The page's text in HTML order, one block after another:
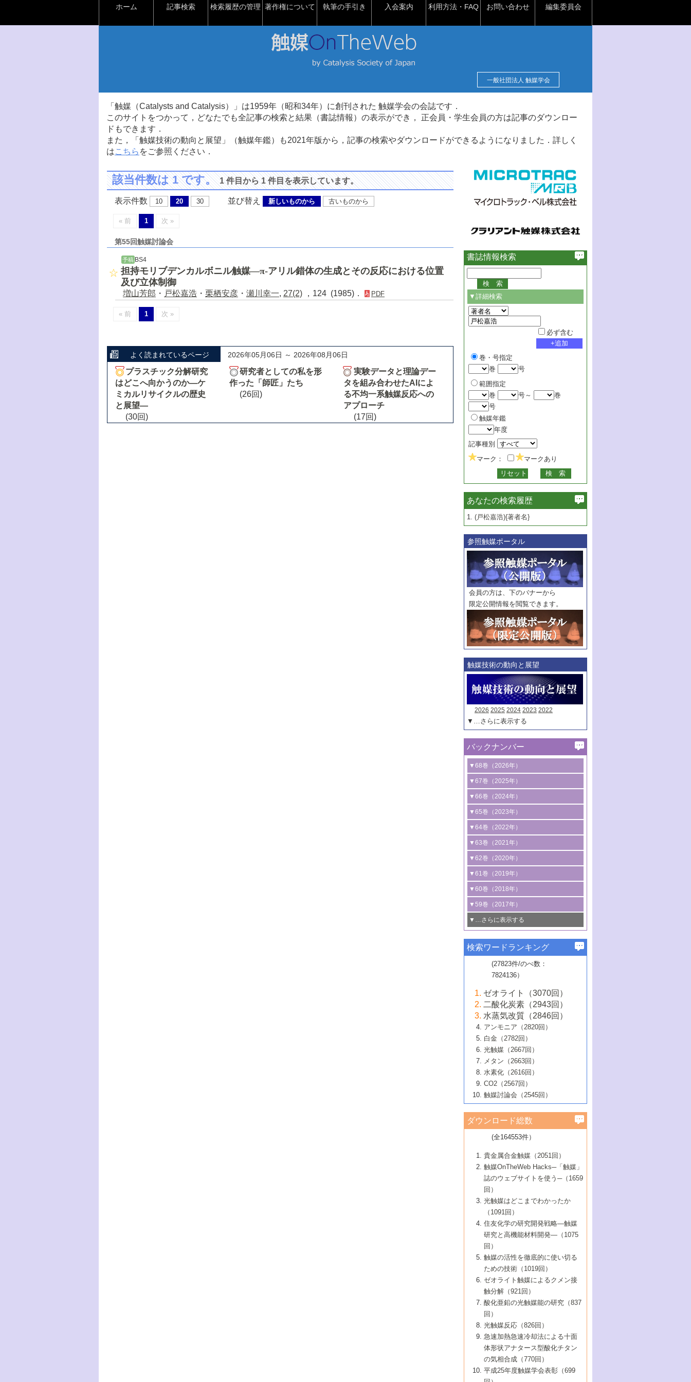
ホーム 記事検索 検索履歴の管理 著作権について 執筆の手引き 入会案内 利用方法・FAQ お問い合わせ 編集委員会
一般社団法人 触媒学会
「触媒（Catalysts and Catalysis）」は1959年（昭和34年）に創刊された 触媒学会の会誌です．
このサイトをつかって，どなたでも全記事の検索と結果（書誌情報）の表示ができ， 正会員・学生会員の方は記事のダウンロー
ドもできます．
また，「触媒技術の動向と展望」（触媒年鑑）も2021年版から，記事の検索やダウンロードができるようになりました．詳しく
はこちら をご参照ください．
該当件数は 1 です。1 件目から 1 件目を表示しています。
表示件数 10 20 30 並び替え 新しいものから 古いものから
« 前 1 次 »
第55回触媒討論会
予稿 BS4
担持モリブデンカルボニル触媒―π-アリル錯体の生成とその反応における位置
及び立体制御
増山芳郎 ・ 戸松嘉浩 ・ 栗栖安彦 ・ 瀬川幸一, 27(2) ，124 (1985)． PDF
« 前 1 次 »
よく読まれているページ 2026年05月06日 ～ 2026年08月06日
プラスチック分解研究
はどこへ向かうのか―ケ
ミカルリサイクルの歴史
と展望―
(30回)
研究者としての私を形
作った「師匠」たち
(26回)
実験データと理論デー
タを組み合わせたAIによ
る不均一系触媒反応への
アプローチ
(17回)
書誌情報検索
▼詳細検索
必ず含む
巻・号指定
巻
号
範囲指定
巻
号～
巻
号
触媒年鑑
年度
記事種別
マーク：
マークあり
あなたの検索履歴
1. (戸松嘉浩){著者名}
参照触媒ポータル
会員の方は、下のバナーから
限定公開情報を閲覧できます。
触媒技術の動向と展望
2026 2025 2024 2023 2022
▼…さらに表示する
バックナンバー
▼68巻（2026年）
1号 過酸化水素合成に関する研究動向
2号 コンピューター技術により加速する
触媒開発
3号 有機分子変換やCO 資源化のための
光触媒に関する最近の研究
B号 第137回触媒討論会（2026年）
▼67巻（2025年）
1号 CO
水素化によるグリーン燃料/グリ
ーンケミカル製造
2号 水素製造のための水分解技術に関す
る最近の研究
3号 オレフィン系樹脂の精密合成に関す
る最新技術
4号 アルコール類の効率的変換を実現す
る非貴金属触媒の研究動向
5号 ゼオライトの合成と応用における研
究動向
6号 ヘテロ接合界面
B号 第135回触媒討論会（2025年）
▼66巻（2024年）
1号 低次元ナノ構造を有する触媒材料
2号 規制反応場を活用した固体触媒研究
の新展開
3号 未踏分子変換を目指した酸化触媒プ
ロセスの最前線
4号 シンクロトロン放射光および中性子
線を利用した触媒解析技術の最先端
5号 単原子触媒
6号 参照触媒委員会からのお知らせ
B号 第133回触媒討論会（2023年）
▼65巻（2023年）
1号 炭素が関わる触媒機能
2号 プラスチックケミカルリサイクルの
ための触媒技術
3号 非酸化物系金属化合物を基盤とした
触媒材料の開発
4号 格子酸素・格子酸素欠陥を利用した
触媒反応
5号 生体触媒によるエネルギー変換反応
6号 窒素とリンの循環のための触媒・機
能性材料
▼64巻（2022年）
1号 合成ガス製造とCOを用いるケミカル
ズ合成の最新動向
2号 化学品合成のための合金触媒開発
3号 CO の排出削減および有効活用のた
めの触媒技術
4号 若手による情報発信企画～とびたて
若き触媒の研究者たち～（1）
若き触媒の研究者たち～（2）
6号 石油のノーブル・ユースを志向した
触媒技術
大学：オンライン・対面開催）
▼63巻（2021年）
1号 金触媒の新展開
2号 ペロブスカイト
3号 特殊反応場を利用した触媒的分子変
換反応
4号 多孔質材料を用いた触媒の新展開
5号 情報学的手法を用いた触媒開発
6号 カーボンニュートラルに向けた電解
技術
B号 第127回触媒討論会（2021年・オン
ライン開催(Zoom)のみ）
▼62巻（2020年）
1号 触媒設計を拓く欠陥構造のキャラク
タリゼーション
2号 機能化学品製造に資するクリーンな
触媒的酸化反応
3号 水処理のための触媒化学
4号 光触媒を用いた水分解の最新の研究
動向
5号 次世代の触媒プロセスを支えるマイ
6号 メタン転換技術の最新動向
B号 第125回触媒討論会（2020年・工学
院大学）
▼61巻（2019年）
1号 物質移動制御に着目した触媒プロセ
ス開発
2号 CO2 フリー水素サプライチェーンに
関わる触媒開発動向
3号 精密高分子合成に関する最近の研究
動向
4号 バイオマス化成品製造のための触媒
5号 固体触媒による含窒素有機化合物変
換の最前線
6号 貴金属使用量低減に向けた自動車排
ガス浄化触媒の開発
B号 第123回触媒討論会（2019年・大阪
▼60巻（2018年）
1号 固体酸触媒の最新の研究動向
2号 二酸化炭素からの有用化学品合成
3号 ナノ粒子・クラスター触媒の最前線
4号 60周年記念企画
5号 進化するゼオライト合成技術
6号 非貴金属系触媒における電気化学的
B号 第121回触媒討論会（2018年・東京
大学）
▼59巻（2017年）
1号 いたるところに，触媒
最先端技術
3号 無機分離膜材料の開発と触媒反応プ
ロセスへの適用
5号 水素のふるまいを解き明かす最先端
研究
6号 低級アルカンの有効利用のための触
媒技術
B号 第119回触媒討論会（2017年・首都
大学東京）
▼…さらに表示する
1号 ユニークな構造の高分子を生み出す触
2号 リグニンからの化成品製造に向けた触
媒技術
3号 触媒研究の最先端～とびたて若き研究
者たち～（1）
4号 触媒研究の最先端～とびたて若き研究
者たち～（2）
5号 触媒研究の最先端～とびたて若き研究
者たち～（3）
6号 イオニクス材料と燃料電池・電解合成
の最新の研究動向
B号 第117回触媒討論会（2016年・大阪府
立大学）
▼57巻（2015年）
1号 水素キャリアにかかわる触媒技術の新
2号 石油精製用触媒の最近の進展
3号 固体酸化物形燃料電池（SOFC）におけ
るアノード触媒上での燃料直接改質技術
4号 コアシェル構造の制御による触媒機能
5号 工業触媒およびその周辺技術の最近の
進歩
6号 ナノシート
B号 第115回触媒討論会（2015年・成蹊大
▼56巻（2014年）
2号 光触媒反応機構に関する最新の研究動
向
開発動向
4号 人工光合成に向けた近年のアプローチ
5号 未利用熱エネルギーの有効活用に貢献
する触媒技術
6号 ポリオキソメタレート
B号 第113回触媒討論会（2014年・ロワジ
ールホテル豊橋）
1号 高耐久性燃料電池システム用触媒にお
ける新展開
2号 リビングラジカル重合の最近の動向
3号 天然ガスの化学工業的展開に関する触
媒技術
4号 貴金属触媒の精密構造制御とその活用
5号 バイオマス化成品製造のための固体触
6号 ナノ空間─吸着状態解析から新機能開拓
B号 第111回触媒討論会（2013年・関西大
▼54巻（2012年）
1号 規則性多孔体の利用技術における最近
の進歩
2号 第109回触媒討論会
3号 貴金属低減技術の最新動向
4号 貴金属代替技術の最新動向
5号 光触媒による物質変換反応の新展開
6号 グラフェン
7号 水素を利用する化成品合成の新潮流
▼53巻（2011年）
1号 金属学から見る合金触媒の新展開
2号 第107回触媒討論会
3号 触媒のその場観察法の進歩（１）
4号 触媒のその場観察法の進歩（２）
5号 不活性結合の触媒的活性化による有機
合成
6号 新しい固体酸触媒技術
7号 ゼオライト合成における最近の進歩
▼52巻（2010年）
1号 触媒の劣化対策と長寿命触媒開発
2号 第105回触媒討論会
3号 ナノ構造が拓く新機能
4号 活性サイトおよびその環境の精密な設
計による触媒の高機能化
5号 触媒を有効に使うための技術
7号 有機分子触媒による精密有機合成
8号 高機能化ポリオレフィンに向けた重合
触媒の最近の進展
1号 炭素材料－熱い注目を集める材料－
2号 第103回触媒討論会
3号 環境浄化用光触媒の現状と課題
4号 水素社会の実現に向けた水素製造・貯
蔵技術の進歩
5号 CO2が関わる触媒・材料
7号 持続可能社会実現のための触媒および
触媒関連技術
▼50巻（2008年）
1号 触媒化学と学会のこの10年，半世紀，
そして未来
2号 第101回触媒討論会
4号 錯体を利用したユニークな表面構造の
構築と機能
5号 若手会員による触媒研究の未来展望1：
企業編
6号 第102回触媒討論会
7号 触媒・化学反応における計算化学の進
8号 若手研究者による触媒研究の未来展望
2：大学・研究所編
▼49巻（2007年）
1号 含フッ素化合物の合成と触媒
2号 第99回触媒討論会
3号 実用的ファインケミカル合成プロセス
を実現する触媒
5号 こんな物質，あんな物質―新たな触媒
の可能性―
7号 『結晶の化学』を活かした触媒研究
8号 イオン液体の応用
▼48巻（2006年）
1号 固体酸触媒の最近の進歩
2号 第97回触媒討論会
3号 リビング重合触媒の最近の展開
5号 水素製造・貯蔵のための触媒技術の新
しい展開
6号 第98回触媒討論会
7号 基礎化学品製造の触媒技術
8号 多機能型リアクター
1号 最近の触媒担体とその効果
2号 第95回触媒討論会
4号 水分解用光触媒材料
5号 時間分解分光の進歩と応用
6号 第96回触媒討論会
8号 超臨界流体を用いた化学プロセスの新
▼46巻（2004年）
1号 部分酸化反応触媒の最前線
2号 第93回触媒討論会
3号 特殊エネルギー場の触媒反応
4号 生体内における金属の触媒作用
5号 ファインケミカルズの展開に寄与する
6号 第94回触媒討論会
7号 サブナノレベルでみた新しい表面現象
8号 オレフィン重合触媒の新たな展
▼45巻（2003年）
1号 なぜこの触媒が良いのか？
2号 第91回触媒討論会
3号 最近の自動車排ガス処理技術
4号 触媒研究の現状と将来─第90回触媒討論
5号 基礎化学品製造の触媒技術
6号 第92回触媒討論会
7号 基礎化学品製造の触媒技術
8号 資源の循環と触媒技術
▼44巻（2002年）
1号 高次制御された触媒の化学
2号 第89回触媒討論会
3号 触媒を利用した電気化学の新展開
4号 ナノ材料の調製と機能化
5号 こんな触媒が欲しい
6号 第90回触媒討論会
7号 触媒研究と学術雑誌/情報
8号 若い世代からみた触媒化学の現状と未
▼43巻（2001年）
1号 グリーンケミストリーと触媒
2号 第87回触媒討論会特集号
3号 生体触媒とバイオプロセス
4号 水素製造・利用の触媒化学
5号 触媒研究における新しい切り口：コン
ビナトリアルケミストリー
6号 第88回触媒討論会特集号
7号 企業における触媒研究のブレークスル
8号 この材料を触媒として使ってみません
▼42巻（2000年）
1号 触媒反応工学の明日を拓く
2号 第85回触媒討論会
3号 反応ダイナミクス
5号 触媒のおもしろさをどのように伝える
6号 第86回触媒討論会
7号 水素化精製触媒の新しい展開
8号 新しい反応性と機能性を目指した金属
クラスタ-化学
▼41巻（1999年）
1号 孔、穴、あな?-特異な空間とその利用-
2号 第83回触媒討論会
3号 均一系触媒反応最前線
4号 実用炭素材料の新展開
5号 研究の方法論を考える
7号 機能性金属材料と触媒
8号 触媒研究へのNMRの応用と展望
▼40巻（1998年）
進展と21世紀への提言/創立40周年記念・触
媒学会この10年の歩みとこれから/創立40周
2号 第81回触媒討論会
3号 計算機触媒化学へのさそい
4号 触媒劣化の制御と予測
5号 最新の実用プロセスと触媒
6号 第82回触媒討論会
7号 ナノ構造体の化学
8号 あの反応は今
1号 均一系と不均一系触媒反応-その特徴と
接点
2号 第79回触媒討論会
3号 最新NO除去触媒の実用化研究
4号 新しい反応場を目指した触媒調製
5号 反応・分離技術の新しい展開
6号 第80回触媒討論会
8号 AFMでみる世界
▼38巻（1996年）
1号 触媒の構造と触媒作用/C1化学を中心と
する21世紀への触媒
3号 オリンピックメダル:金・銀・銅はどん
な触媒作用を示すか
4号 触媒作用における機能の複合化
5号 未来を拓け！若手研究者
6号 第78回触媒討論会
7号 ダイナミックな領域への触媒研究の展
開/C1化学を中心とする21世紀への触媒
▼37巻（1995年）
1号 ファインケミカルズと固体触媒
2号 第75回触媒討論会
3号 希土類を利用した触媒
4号 触媒とリサイクル
5号 エネルギー変換触媒
6号 第76回触媒討論会
7号 表面吸着相の新しい展開
8号 マイクロポーラス・クリスタル触媒の
▼36巻（1994年）
1号 電気化学と触媒
2号 第73回触媒討論会
3号 C4化学の展開
4号 《通常号》
5号 《通常号》
6号 第74回触媒討論会
▼35巻（1993年）
1号 工業触媒開発マニュアル―探索から工
業化まで
2号 第71回触媒討論会
3号 研究開発のうらおもて―着想と展開
4号 触媒劣化と寿命の予測
5号 環境に優しい触媒
▼34巻（1992年）
1号 インパクトを与えたこの研究
2号 第69回触媒討論会
3号 ケミカルズ合成触媒―新しい展開と応
▼33巻（1991年）
1号 触媒プロセス開発マニュアル―探索か
ら工業化まで，知っておきたいこと PartII
2号 第67回触媒討論会
▼32巻（1990年）
1号 21世紀に向けて触媒研究の飛躍をめざ
す―触媒化学の裾野を広げよう
2号 第65回触媒討論会
▼31巻（1989年）
1号 情報科学と反応設計・材料設計
▼30巻（1988年）
検索ワードランキング
(27823件/のべ数：
7824136）
ゼオライト（3070回）
二酸化炭素（2943回）
水蒸気改質（2846回）
アンモニア（2820回）
白金（2782回）
光触媒（2667回）
メタン（2663回）
水素化（2616回）
CO2（2567回）
触媒討論会（2545回）
ダウンロード総数
(全164553件）
貴金属合金触媒（2051回）
触媒OnTheWeb Hacks─「触媒」
誌のウェブサイトを使う─（1659
回）
光触媒はどこまでわかったか
（1091回）
住友化学の研究開発戦略―触媒
研究と高機能材料開発―（1075
回）
触媒の活性を徹底的に使い切る
ための技術（1019回）
ゼオライト触媒によるクメン接
触分解（921回）
酸化亜鉛の光触媒能の研究（837
回）
光触媒反応（826回）
急速加熱急速冷却法による十面
体形状アナタース型酸化チタン
の気相合成（770回）
平成25年度触媒学会表彰（699